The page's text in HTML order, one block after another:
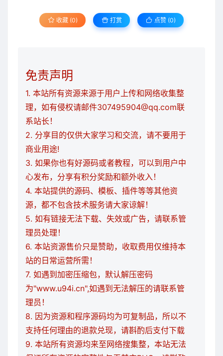
收藏 (0) 打赏 点赞 (0)
免责声明
1. 本站所有资源来源于用户上传和网络收集整
理，如有侵权请邮件307495904@qq.com联
系站长！
2. 分享目的仅供大家学习和交流，请不要用于
商业用途!
3. 如果你也有好源码或者教程，可以到用户中
心发布，分享有积分奖励和额外收入！
4. 本站提供的源码、模板、插件等等其他资
源，都不包含技术服务请大家谅解！
5. 如有链接无法下载、失效或广告，请联系管
理员处理！
6. 本站资源售价只是赞助，收取费用仅维持本
站的日常运营所需！
7. 如遇到加密压缩包，默认解压密码
为"www.u94i.cn",如遇到无法解压的请联系管
理员！
8. 因为资源和程序源码均为可复制品，所以不
支持任何理由的退款兑现，请斟酌后支付下载
9. 本站所有资源均来至网络搜集整，本站无法